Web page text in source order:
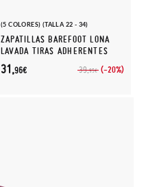
(5 COLORES) (TALLA 22 - 34)
ZAPATILLAS BAREFOOT LONA
LAVADA TIRAS ADHERENTES
39,95€ (-20%)
31,96€